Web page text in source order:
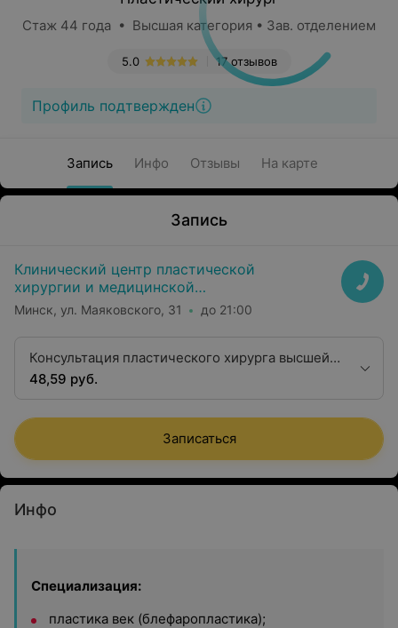
Стаж 44 года • Высшая категория • Зав. отделением
17 отзывов
5.0
Профиль подтвержден
Запись Инфо Отзывы На карте
Запись
Клинический центр пластической
хирургии и медицинской
косметологии
Минск, ул. Маяковского, 31 до 21:00
Консультация пластического хирурга высшей
квалификационной категории
48,59 руб.
Записаться
Инфо
Специализация:
пластика век (блефаропластика);